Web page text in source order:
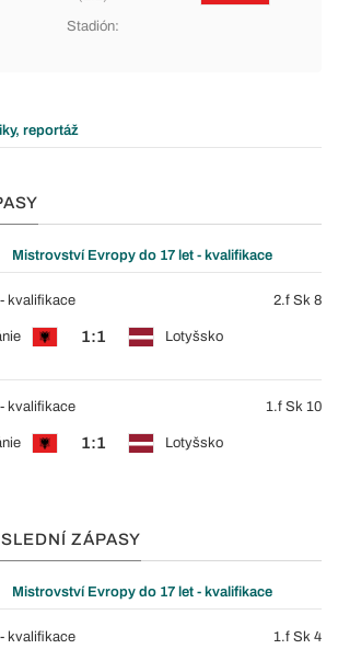
Stadión:
reportáž
Mistrovství Evropy do 17 let - kvalifikace
1:1 Lotyšsko
kvalifikace 2.f Sk 8
1:1 Lotyšsko
kvalifikace 1.f Sk 10
ZÁPASY
Mistrovství Evropy do 17 let - kvalifikace
kvalifikace 1.f Sk 4